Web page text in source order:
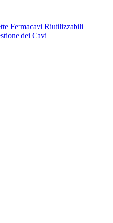
Fermacavi Riutilizzabili
dei Cavi